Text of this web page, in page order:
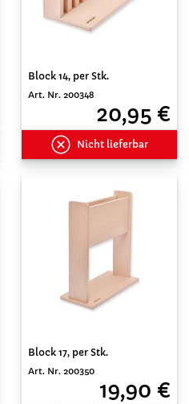
Block 14, per Stk.
Art. Nr. 200348
20,95 €
Nicht lieferbar
Block 17, per Stk.
Art. Nr. 200350
19,90 €